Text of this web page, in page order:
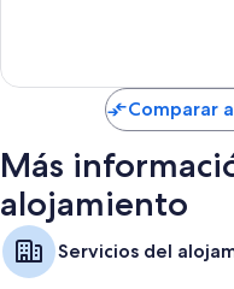
Comparar
Más
alojamiento
Servicios del